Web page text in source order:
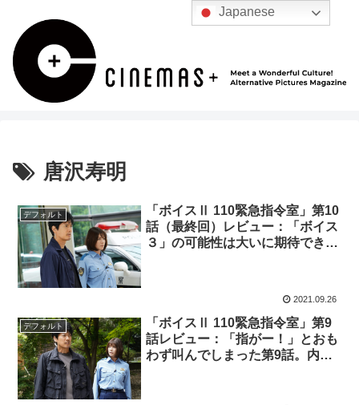
唐沢寿明
デフォルト
「ボイスⅡ 110緊急指令室」第10
話（最終回）レビュー：「ボイス
３」の可能性は大いに期待でき
2021.09.26
デフォルト
「ボイスⅡ 110緊急指令室」第9
話レビュー：「指がー！」とおも
わず叫んでしまった第9話。内通
Japanese